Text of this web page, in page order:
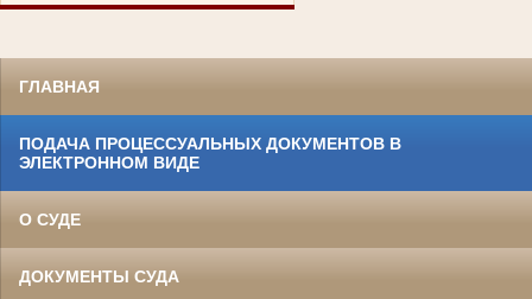
ГЛАВНАЯ
ПОДАЧА ПРОЦЕССУАЛЬНЫХ ДОКУМЕНТОВ В
ЭЛЕКТРОННОМ ВИДЕ
О СУДЕ
ДОКУМЕНТЫ СУДА